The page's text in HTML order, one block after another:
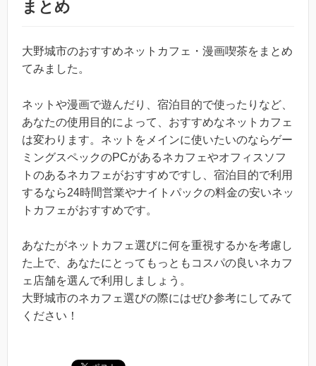
まとめ
大野城市のおすすめネットカフェ・漫画喫茶をまとめ
てみました。
ネットや漫画で遊んだり、宿泊目的で使ったりなど、
あなたの使用目的によって、おすすめなネットカフェ
は変わります。ネットをメインに使いたいのならゲー
ミングスペックのPCがあるネカフェやオフィスソフ
トのあるネカフェがおすすめですし、宿泊目的で利用
するなら24時間営業やナイトパックの料金の安いネッ
トカフェがおすすめです。
あなたがネットカフェ選びに何を重視するかを考慮し
た上で、あなたにとってもっともコスパの良いネカフ
ェ店舗を選んで利用しましょう。
大野城市のネカフェ選びの際にはぜひ参考にしてみて
ください！